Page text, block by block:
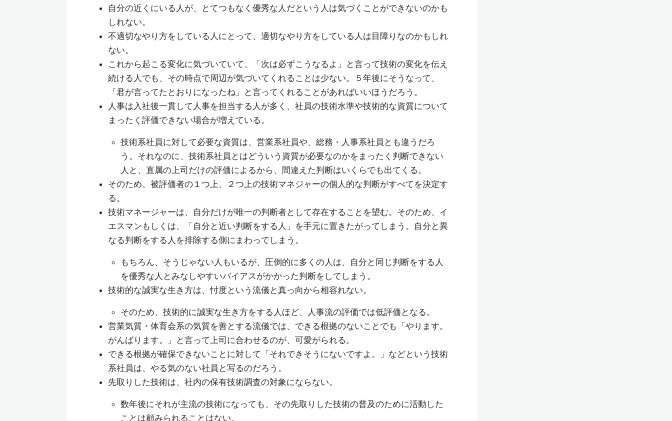
自分の近くにいる人が、とてつもなく優秀な人だという人は気づくことができないのかも
しれない。
不適切なやり方をしている人にとって、適切なやり方をしている人は目障りなのかもしれ
ない。
これから起こる変化に気づいていて、「次は必ずこうなるよ」と言って技術の変化を伝え
続ける人でも、その時点で周辺が気づいてくれることは少ない。５年後にそうなって、
「君が言ってたとおりになったね」と言ってくれることがあればいいほうだろう。
人事は入社後一貫して人事を担当する人が多く、社員の技術水準や技術的な資質について
まったく評価できない場合が増えている。
技術系社員に対して必要な資質は、営業系社員や、総務・人事系社員とも違うだろ
う。それなのに、技術系社員とはどういう資質が必要なのかをまったく判断できない
人と、直属の上司だけの評価によるから、間違えた判断はいくらでも出てくる。
そのため、被評価者の１つ上、２つ上の技術マネジャーの個人的な判断がすべてを決定す
る。
技術マネージャーは、自分だけが唯一の判断者として存在することを望む。そのため、イ
エスマンもしくは、「自分と近い判断をする人」を手元に置きたがってしまう。自分と異
なる判断をする人を排除する側にまわってしまう。
もちろん、そうじゃない人もいるが、圧倒的に多くの人は、自分と同じ判断をする人
を優秀な人とみなしやすいバイアスがかかった判断をしてしまう。
技術的な誠実な生き方は、忖度という流儀と真っ向から相容れない。
そのため、技術的に誠実な生き方をする人ほど、人事流の評価では低評価となる。
営業気質・体育会系の気質を善とする流儀では、できる根拠のないことでも「やります。
がんばります。」と言って上司に合わせるのが、可愛がられる。
できる根拠が確保できないことに対して「それできそうにないですよ。」などという技術
系社員は、やる気のない社員と写るのだろう。
先取りした技術は、社内の保有技術調査の対象にならない。
数年後にそれが主流の技術になっても、その先取りした技術の普及のために活動した
ことは顧みられることはない。